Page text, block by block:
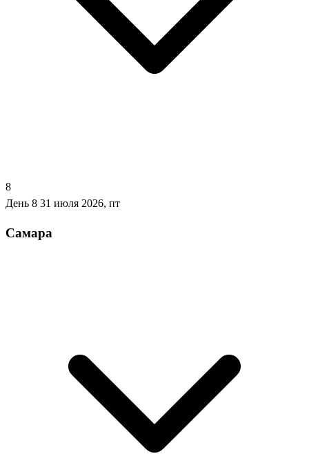
8
День 8 31 июля 2026, пт
Самара